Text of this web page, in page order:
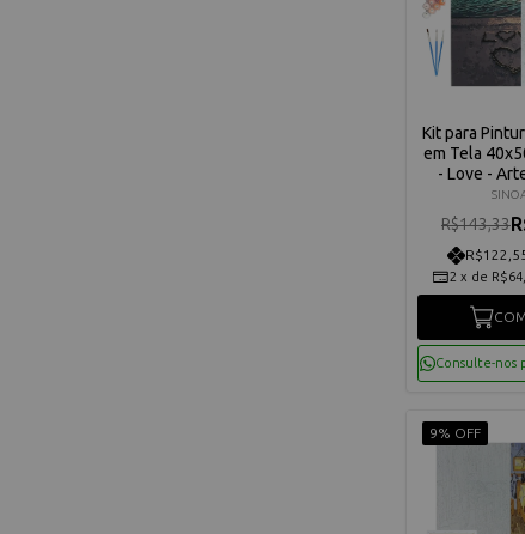
Kit para
em Tela
- Love -
C3040-
R$143,33
2 x de
Consulte-nos
9% OFF